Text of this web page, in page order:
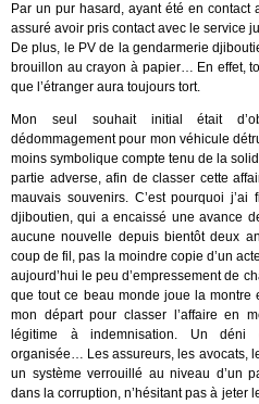
Par un pur hasard, ayant été en contact
assuré avoir pris contact avec le service
De plus, le PV de la gendarmerie
brouillon au crayon à papier… En effet,
que l’étranger aura toujours tort.
Mon seul souhait initial était
dédommagement pour mon véhicule
moins symbolique compte tenu de la
partie adverse, afin de classer cette
mauvais souvenirs. C’est pourquoi
djiboutien, qui a encaissé une avance
aucune nouvelle depuis bientôt deux
coup de fil, pas la moindre copie d’un
aujourd’hui le peu d’empressement de
que tout ce beau monde joue la montre
mon départ pour classer l’affaire en
légitime à indemnisation. Un
organisée… Les assureurs, les avocats,
un système verrouillé au niveau d’un
dans la corruption, n’hésitant pas à jeter